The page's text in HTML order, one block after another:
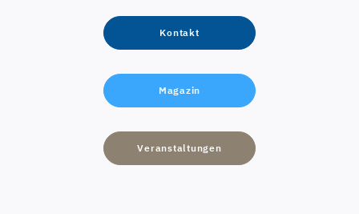
Kontakt
Magazin
Veranstaltungen